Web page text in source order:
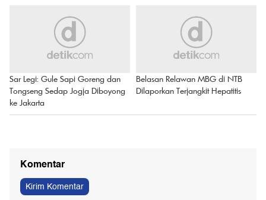
Sar Legi: Gule Sapi Goreng dan
Tongseng Sedap Jogja Diboyong
ke Jakarta
Belasan Relawan MBG di NTB
Dilaporkan Terjangkit Hepatitis
Komentar
Kirim Komentar